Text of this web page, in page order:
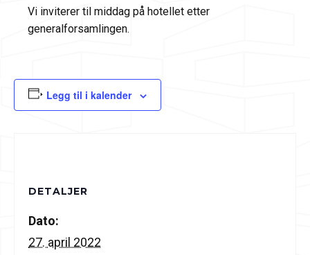
Vi inviterer til middag på hotellet etter
generalforsamlingen.
Legg til i kalender
DETALJER
Dato:
27. april 2022